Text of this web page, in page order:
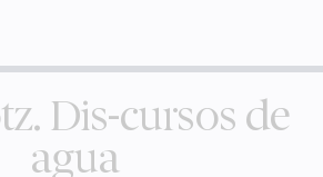
Dis-cursos de
agua